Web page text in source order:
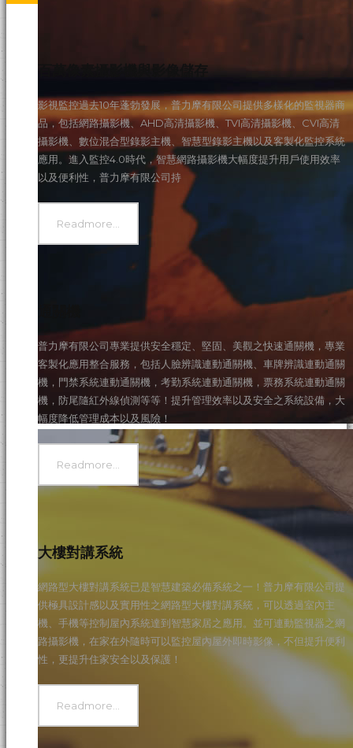
百萬像素攝影機與影像儲存
影視監控過去10年蓬勃發展，普力摩有限公司提供多樣化的監視器商
品，包括網路攝影機、AHD高清攝影機、TVI高清攝影機、CVI高清
攝影機、數位混合型錄影主機、智慧型錄影主機以及客製化監控系統
應用。進入監控4.0時代，智慧網路攝影機大幅度提升用戶使用效率
以及便利性，普力摩有限公司持
Readmore...
普力摩有限公司專業提供安全穩定、堅固、美觀之快速通關機，專業
客製化應用整合服務，包括人臉辨識連動通關機、車牌辨識連動通關
機，門禁系統連動通關機，考勤系統連動通關機，票務系統連動通關
機，防尾隨紅外線偵測等等！提升管理效率以及安全之系統設備，大
幅度降低管理成本以及風險！
Readmore...
大樓對講系統
網路型大樓對講系統已是智慧建築必備系統之一！普力摩有限公司提
供極具設計感以及實用性之網路型大樓對講系統，可以透過室內主
機、手機等控制屋內系統達到智慧家居之應用。並可連動監視器之網
路攝影機，在家在外隨時可以監控屋內屋外即時影像，不但提升便利
性，更提升住家安全以及保護！
Readmore...